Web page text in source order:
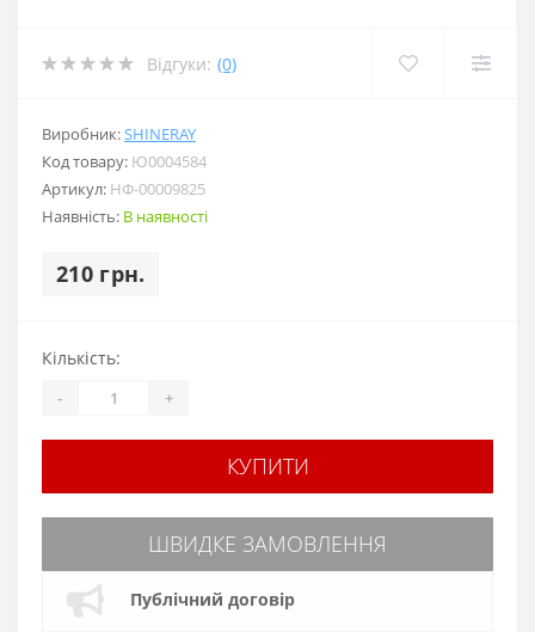
Відгуки: (0)
Виробник:SHINERAY
Код товару: Ю0004584
Артикул: НФ-00009825
Наявність: В наявності
210 грн.
Кількість:
- +
КУПИТИ
ШВИДКЕ ЗАМОВЛЕННЯ
Публічний договір